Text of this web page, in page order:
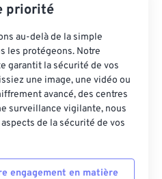
priorité
au-delà de la simple
les protégeons. Notre
garantit la sécurité de vos
une image, une vidéo ou
avancé, des centres
surveillance vigilante, nous
de la sécurité de vos
engagement en matière